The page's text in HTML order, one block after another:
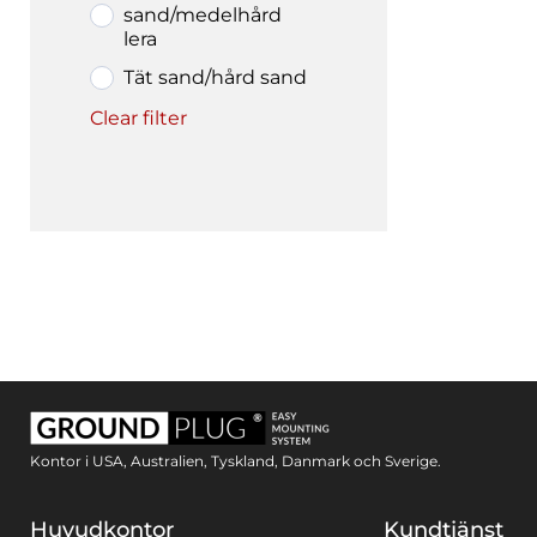
sand/medelhård
lera
Tät sand/hård sand
Clear filter
Kontor i USA, Australien, Tyskland, Danmark och Sverige.
Huvudkontor Kundtjänst